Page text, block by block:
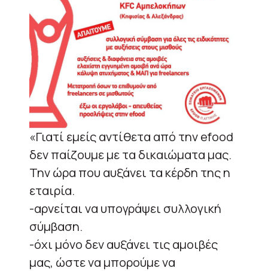
«Γιατί εμείς αντίθετα από την efood
δεν παίζουμε με τα δικαιώματα μας.
Την ώρα που αυξάνει τα κέρδη της η
εταιρία.
-αρνείται να υπογράψει συλλογική
σύμβαση.
-όχι μόνο δεν αυξάνει τις αμοιβές
μας, ώστε να μπορούμε να